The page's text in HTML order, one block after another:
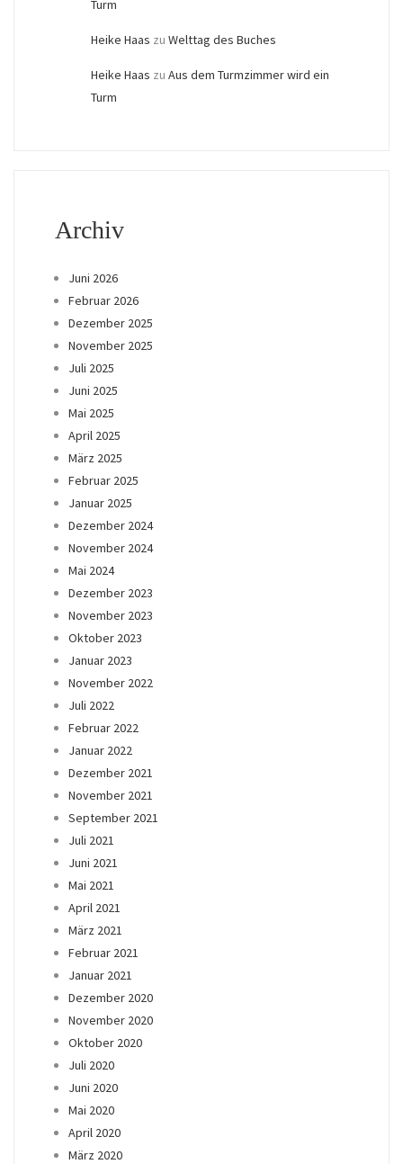
Turm
Heike Haas zu Welttag des Buches
Heike Haas zu Aus dem Turmzimmer wird ein
Turm
Archiv
Juni 2026
Februar 2026
Dezember 2025
November 2025
Juli 2025
Juni 2025
Mai 2025
April 2025
März 2025
Februar 2025
Januar 2025
Dezember 2024
November 2024
Mai 2024
Dezember 2023
November 2023
Oktober 2023
Januar 2023
November 2022
Juli 2022
Februar 2022
Januar 2022
Dezember 2021
November 2021
September 2021
Juli 2021
Juni 2021
Mai 2021
April 2021
März 2021
Februar 2021
Januar 2021
Dezember 2020
November 2020
Oktober 2020
Juli 2020
Juni 2020
Mai 2020
April 2020
März 2020